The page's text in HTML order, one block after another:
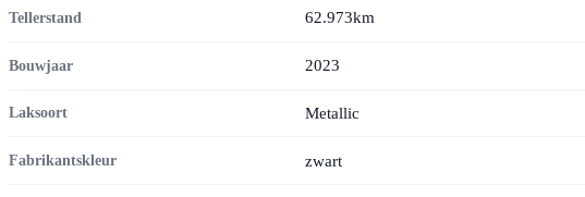
Tellerstand 62.973km
Bouwjaar 2023
Laksoort Metallic
Fabrikantskleur zwart